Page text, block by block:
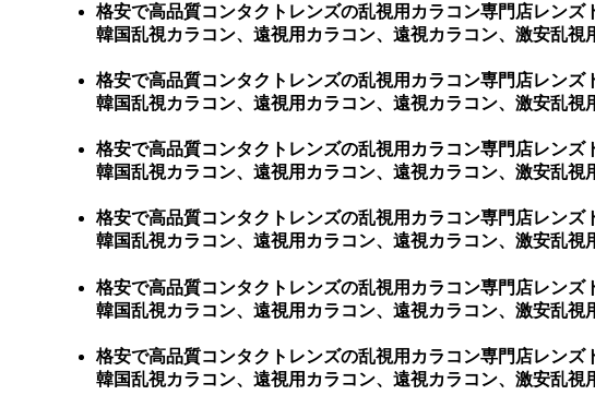
格安で高品質コンタクトレンズの乱視用カラコン専門店レン
韓国乱視カラコン、遠視用カラコン、遠視カラコン、激安乱視
格安で高品質コンタクトレンズの乱視用カラコン専門店レン
韓国乱視カラコン、遠視用カラコン、遠視カラコン、激安乱
格安で高品質コンタクトレンズの乱視用カラコン専門店レン
韓国乱視カラコン、遠視用カラコン、遠視カラコン、激安乱
格安で高品質コンタクトレンズの乱視用カラコン専門店レン
韓国乱視カラコン、遠視用カラコン、遠視カラコン、激安乱
格安で高品質コンタクトレンズの乱視用カラコン専門店レン
韓国乱視カラコン、遠視用カラコン、遠視カラコン、激安乱
格安で高品質コンタクトレンズの乱視用カラコン専門店レン
韓国乱視カラコン、遠視用カラコン、遠視カラコン、激安乱